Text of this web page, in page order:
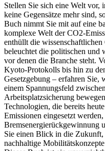
Stellen Sie sich eine Welt vor,
keine Gegensätze mehr sind,
Buch nimmt Sie mit auf eine
komplexe Welt der CO2-
enthüllt die
beleuchtet die politischen und
vor denen die Branche steht.
Kyoto-Protokolls bis hin zu
Gesetzgebung – erfahren Sie,
einem Spannungsfeld
Arbeitsplatzsicherung
Technologien, die bereits
Emissionen eingesetzt
Bremsenergierückgewinnung
Sie einen Blick in die
nachhaltige